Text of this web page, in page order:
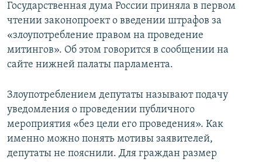
Государственная дума России приняла в первом
чтении законопроект о введении штрафов за
«злоупотребление правом на проведение
митингов». Об этом говорится в сообщении на
сайте нижней палаты парламента.
Злоупотреблением депутаты называют подачу
уведомления о проведении публичного
мероприятия «без цели его проведения». Как
именно можно понять мотивы заявителей,
депутаты не пояснили. Для граждан размер